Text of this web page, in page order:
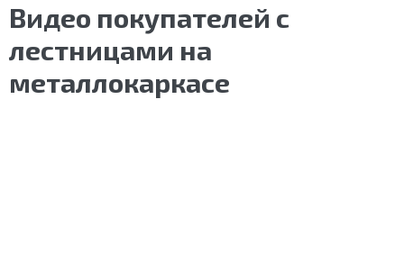
Видео покупателей с
лестницами на
металлокаркасе